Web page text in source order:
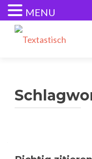
MENU